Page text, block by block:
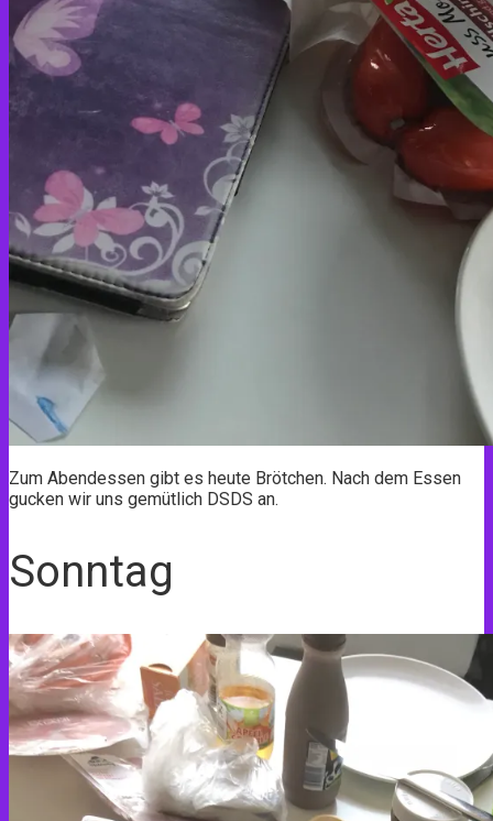
Zum Abendessen gibt es heute Brötchen. Nach dem Essen
gucken wir uns gemütlich DSDS an.
Sonntag